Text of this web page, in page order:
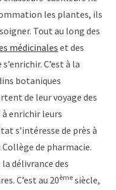
les plantes, ils
Tout au long des
médicinales et des
C’est à la
botaniques
de leur voyage des
enrichir leurs
s’intéresse de près à
de pharmacie.
délivrance des
C’est au 20ème siècle,